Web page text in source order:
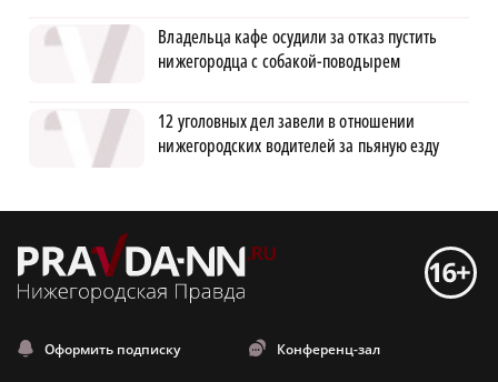
Владельца кафе осудили за отказ пустить
нижегородца с собакой-поводырем
12 уголовных дел завели в отношении
нижегородских водителей за пьяную езду
Оформить подписку Конференц-зал